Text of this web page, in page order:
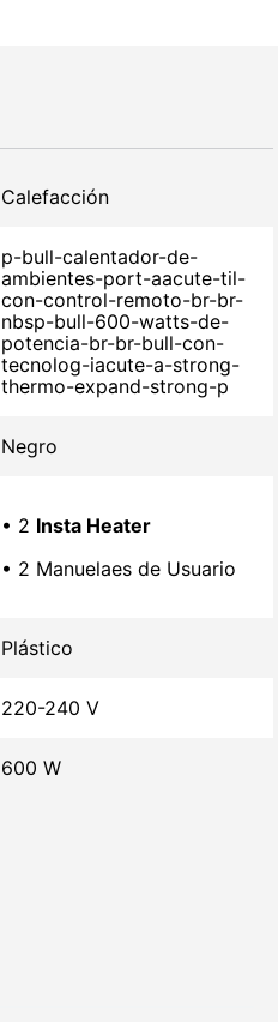
Calefacción
p-bull-calentador-de-
ambientes-port-aacute-til-
con-control-remoto-br-br-
nbsp-bull-600-watts-de-
potencia-br-br-bull-con-
tecnolog-iacute-a-strong-
thermo-expand-strong-p
Negro
• 2 Insta Heater
• 2 Manuelaes de Usuario
Plástico
220-240 V
600 W